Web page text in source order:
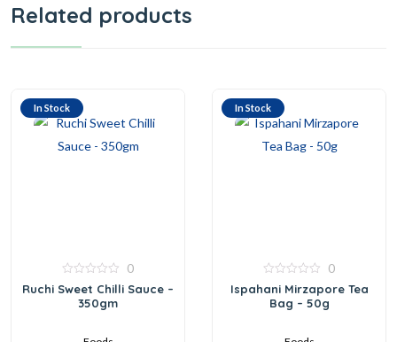
Related products
In Stock
0
out
0
Ruchi Sweet Chilli Sauce –
350gm
In Stock
out
of
0
Ispahani Mirzapore Tea
Bag – 50g